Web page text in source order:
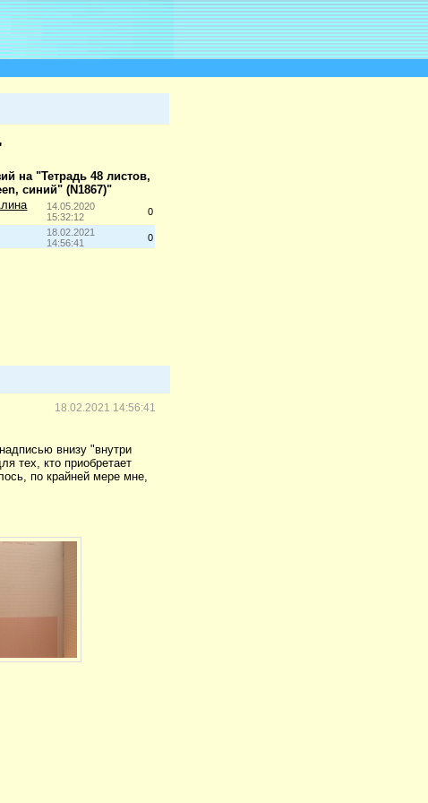
на "Тетрадь 48 листов,
синий" (N1867)"
14.05.2020
15:32:12
0
18.02.2021
14:56:41
0
18.02.2021 14:56:41
внизу "внутри
тех, кто приобретает
по крайней мере мне,